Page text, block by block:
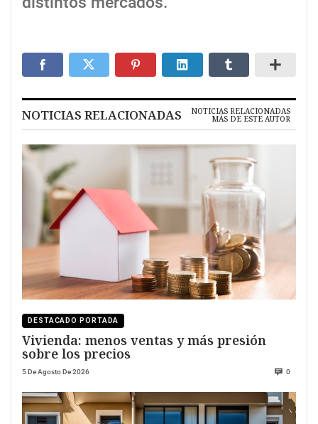
NOTICIAS RELACIONADAS NOTICIAS RELACIONADAS
MÁS DE ESTE AUTOR
DESTACADO PORTADA
Vivienda: menos ventas y más presión
sobre los precios
5 De Agosto De 2026 0